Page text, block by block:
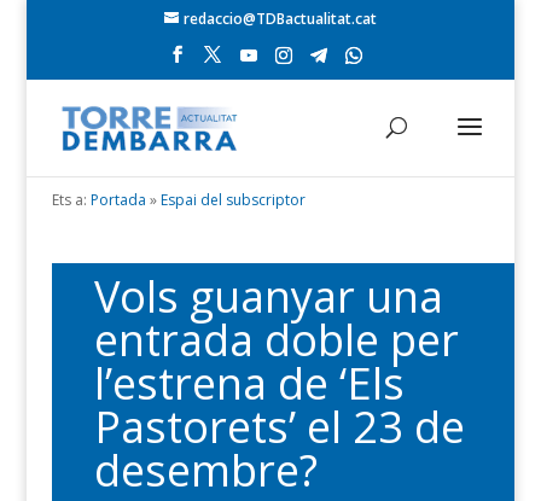
redaccio@TDBactualitat.cat
Ets a: Portada »Espai del subscriptor
Vols guanyar una
entrada doble per
l’estrena de ‘Els
Pastorets’ el 23 de
desembre?